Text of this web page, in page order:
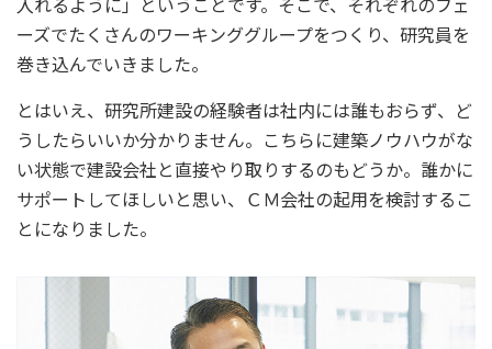
ーズでたくさんのワーキンググループをつくり、研究員を
巻き込んでいきました。
とはいえ、研究所建設の経験者は社内には誰もおらず、ど
うしたらいいか分かりません。こちらに建築ノウハウがな
い状態で建設会社と直接やり取りするのもどうか。誰かに
サポートしてほしいと思い、ＣＭ会社の起用を検討するこ
とになりました。